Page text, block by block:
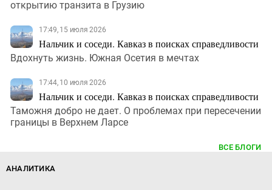
открытию транзита в Грузию
17:49, 15 июля 2026
Нальчик и соседи. Кавказ в поисках справедливости
Вдохнуть жизнь. Южная Осетия в мечтах
17:44, 10 июля 2026
Нальчик и соседи. Кавказ в поисках справедливости
Таможня добро не дает. О проблемах при пересечении
границы в Верхнем Ларсе
ВСЕ БЛОГИ
АНАЛИТИКА